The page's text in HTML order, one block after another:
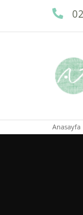
Anasayfa